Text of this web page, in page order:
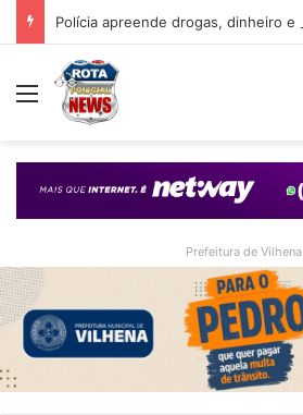
Menu
Prefeitura de Vilhena